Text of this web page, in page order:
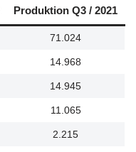
Produktion Q3 / 2021
71.024
14.968
14.945
11.065
2.215